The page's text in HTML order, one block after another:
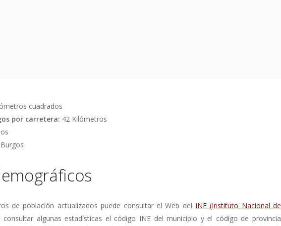
cuadrados
por carretera: 42 Kilómetros
Burgos
de población actualizados puede consultar el Web del INE (Instituto Nacional de
consultar algunas estadísticas el código INE del municipio y el código de provincia